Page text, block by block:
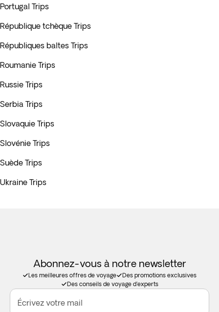
Portugal Trips
République tchèque Trips
Républiques baltes Trips
Roumanie Trips
Russie Trips
Serbia Trips
Slovaquie Trips
Slovénie Trips
Suède Trips
Ukraine Trips
Abonnez-vous à notre newsletter
Les meilleures offres de voyage
Des promotions exclusives
Des conseils de voyage d'experts
Écrivez votre mail